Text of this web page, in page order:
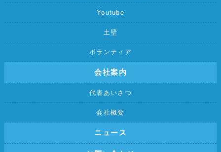
Youtube
土壁
ボランティア
会社案内
代表あいさつ
会社概要
ニュース